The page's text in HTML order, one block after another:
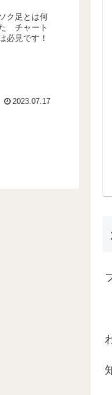
ク足とは何
チャート
必見です！
2023.07.17